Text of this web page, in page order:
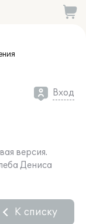
Вход
версия.
Дениса
К списку